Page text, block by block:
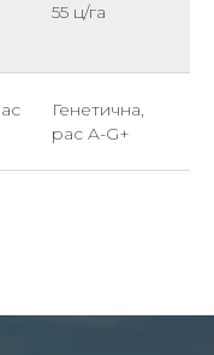
55 ц/га
Генетична,
рас A-G+